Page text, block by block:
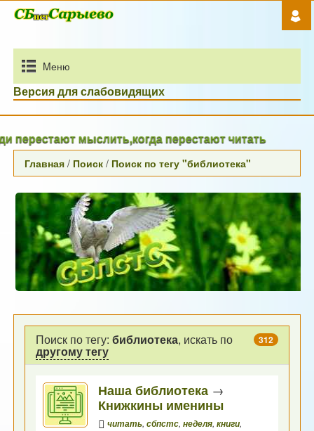
Mеню
Версия для слабовидящих
мыслить,когда перестают читать
Главная / Поиск / Поиск по тегу "библиотека"
312
Поиск по тегу:библиотека, искать по
другому тегу
Наша библиотека →
Книжкины именины
читать,сбпстс,неделя,книги,